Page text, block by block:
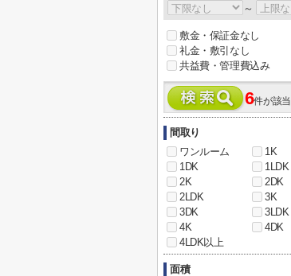
～
敷金・保証金なし
礼金・敷引なし
共益費・管理費込み
6件が該当
間取り
ワンルーム
1K
1DK
1LDK
2K
2DK
2LDK
3K
3DK
3LDK
4K
4DK
4LDK以上
面積